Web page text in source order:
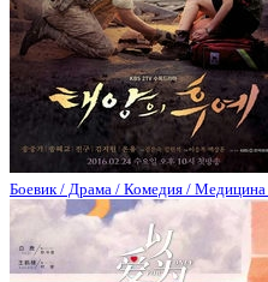
Боевик / Драма / Комедия /